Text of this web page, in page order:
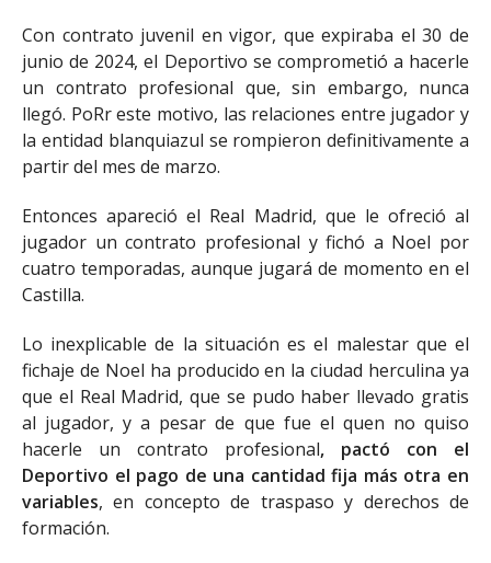
Con contrato juvenil en vigor, que expiraba el 30 de
junio de 2024, el Deportivo se comprometió a hacerle
un contrato profesional que, sin embargo, nunca
llegó. PoRr este motivo, las relaciones entre jugador y
la entidad blanquiazul se rompieron definitivamente a
partir del mes de marzo.
Entonces apareció el Real Madrid, que le ofreció al
jugador un contrato profesional y fichó a Noel por
cuatro temporadas, aunque jugará de momento en el
Castilla.
Lo inexplicable de la situación es el malestar que el
fichaje de Noel ha producido en la ciudad herculina ya
que el Real Madrid, que se pudo haber llevado gratis
al jugador, y a pesar de que fue el quen no quiso
hacerle un contrato profesional, pactó con el
Deportivo el pago de una cantidad fija más otra en
variables, en concepto de traspaso y derechos de
formación.